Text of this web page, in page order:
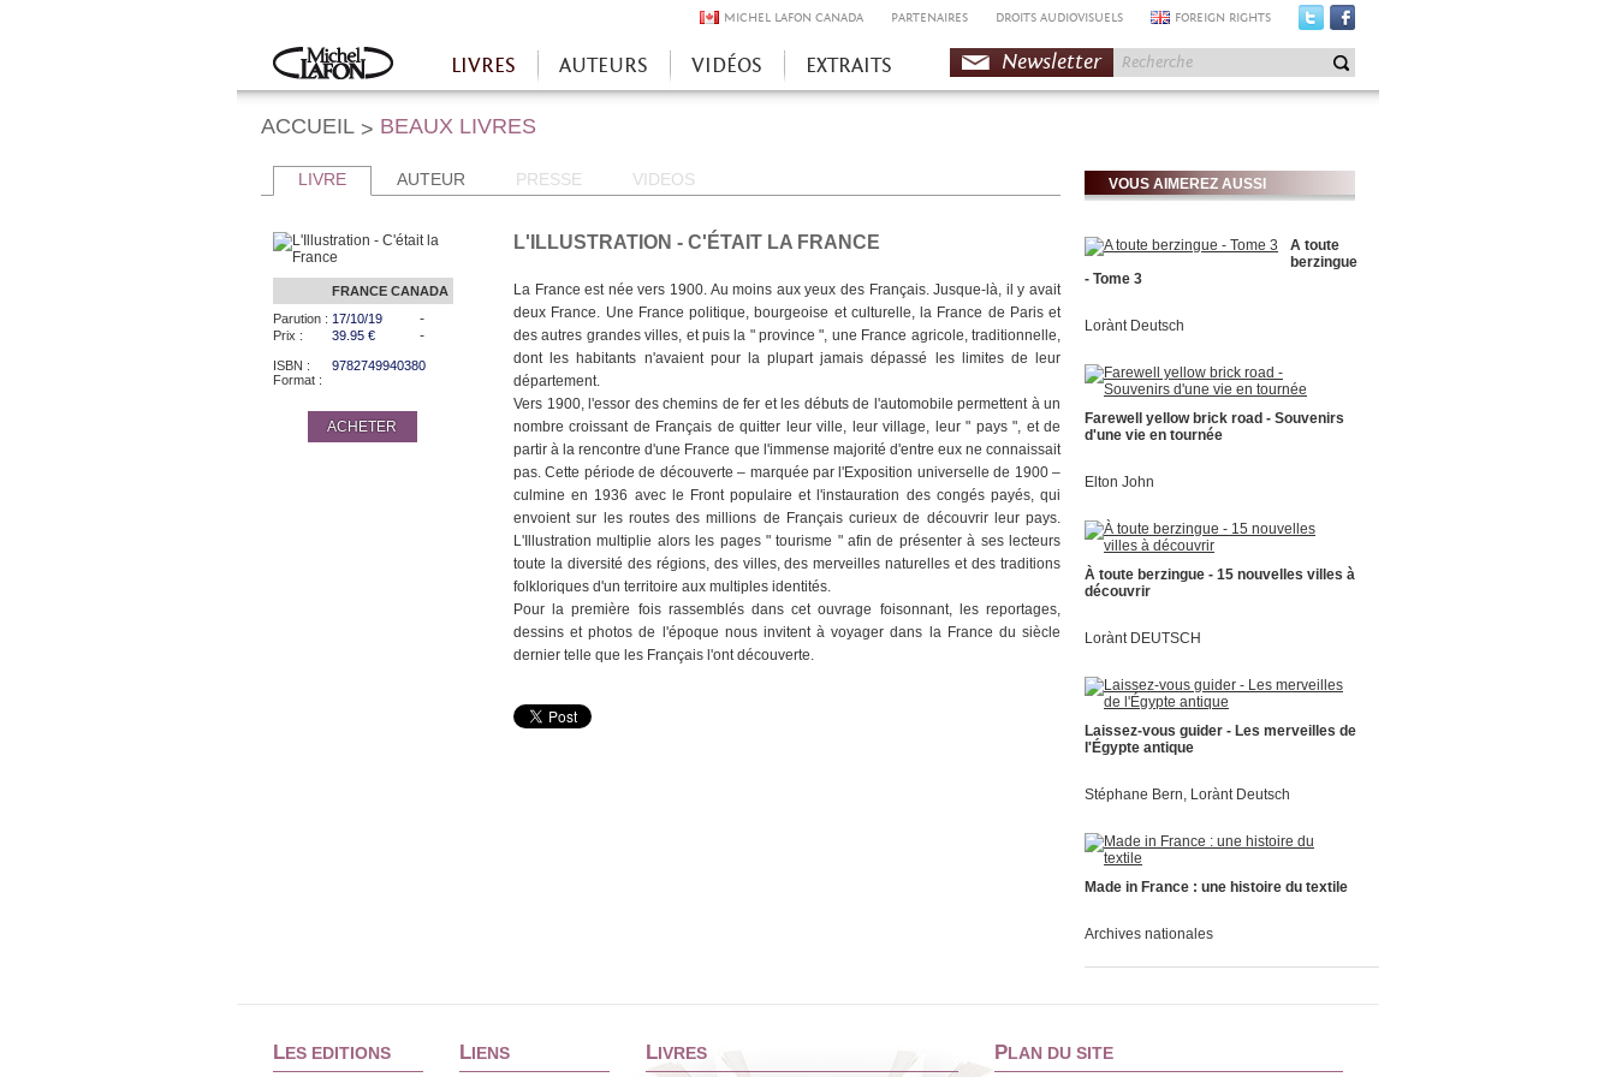
MICHEL LAFON CANADA PARTENAIRES DROITS AUDIOVISUELS FOREIGN RIGHTS
Accueil
LIVRES AUTEURS VIDÉOS EXTRAITS Newsletter
ACCUEIL > BEAUX LIVRES
LIVRE AUTEUR PRESSE VIDEOS
FRANCE CANADA
Parution : 17/10/19 -
Prix : 39.95 € -
ISBN :
9782749940380
Format :
ACHETER
L'ILLUSTRATION - C'ÉTAIT LA FRANCE
La France est née vers 1900. Au moins aux yeux des Français. Jusque-là, il y avait
deux France. Une France politique, bourgeoise et culturelle, la France de Paris et
des autres grandes villes, et puis la " province ", une France agricole, traditionnelle,
dont les habitants n'avaient pour la plupart jamais dépassé les limites de leur
département.
Vers 1900, l'essor des chemins de fer et les débuts de l'automobile permettent à un
nombre croissant de Français de quitter leur ville, leur village, leur " pays ", et de
partir à la rencontre d'une France que l'immense majorité d'entre eux ne connaissait
pas. Cette période de découverte – marquée par l'Exposition universelle de 1900 –
culmine en 1936 avec le Front populaire et l'instauration des congés payés, qui
envoient sur les routes des millions de Français curieux de découvrir leur pays.
L'Illustration multiplie alors les pages " tourisme " afin de présenter à ses lecteurs
toute la diversité des régions, des villes, des merveilles naturelles et des traditions
folkloriques d'un territoire aux multiples identités.
Pour la première fois rassemblés dans cet ouvrage foisonnant, les reportages,
dessins et photos de l'époque nous invitent à voyager dans la France du siècle
dernier telle que les Français l'ont découverte.
VOUS AIMEREZ AUSSI
A toute
berzingue
- Tome 3
Lorànt Deutsch
Farewell yellow brick road - Souvenirs
d'une vie en tournée
Elton John
À toute berzingue - 15 nouvelles villes à
découvrir
Lorànt DEUTSCH
Laissez-vous guider - Les merveilles de
l'Égypte antique
Stéphane Bern, Lorànt Deutsch
Made in France : une histoire du textile
Archives nationales
LES EDITIONS LIENS LIVRES PLAN DU SITE